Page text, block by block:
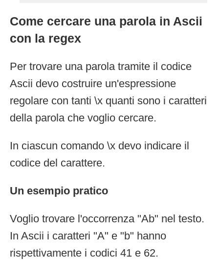
Come cercare una parola in Ascii
con la regex
Per trovare una parola tramite il codice
Ascii devo costruire un'espressione
regolare con tanti \x quanti sono i caratteri
della parola che voglio cercare.
In ciascun comando \x devo indicare il
codice del carattere.
Un esempio pratico
Voglio trovare l'occorrenza "Ab" nel testo.
In Ascii i caratteri "A" e "b" hanno
rispettivamente i codici 41 e 62.